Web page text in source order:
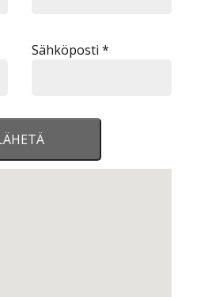
Sähköposti *